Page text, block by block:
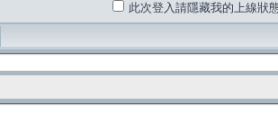
此次登入請隱藏我的上線狀